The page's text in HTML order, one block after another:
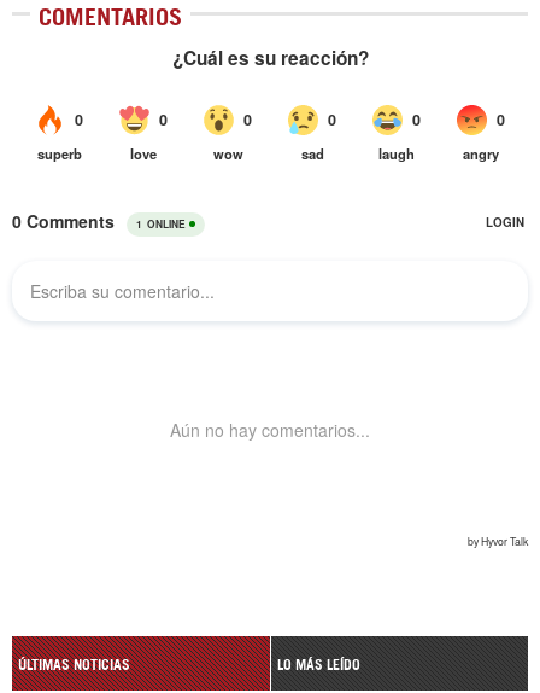
COMENTARIOS
ÚLTIMAS NOTICIAS LO MÁS LEÍDO